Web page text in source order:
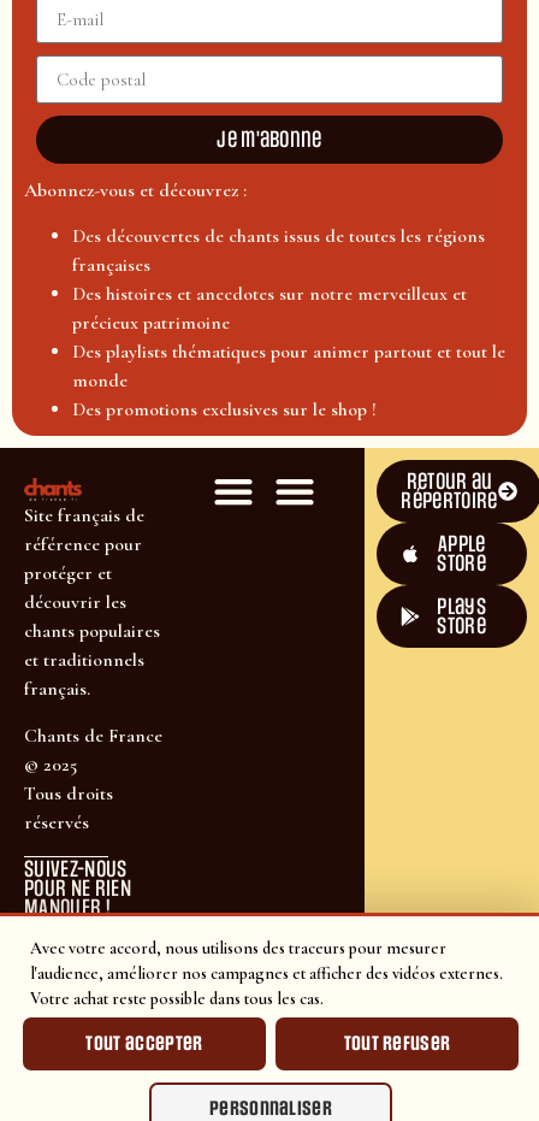
Avec votre accord, nous utilisons des traceurs pour mesurer
l'audience, améliorer nos campagnes et afficher des vidéos externes.
Votre achat reste possible dans tous les cas.
Tout accepter Tout refuser
Personnaliser
Je m'abonne
Abonnez-vous et découvrez :
Des découvertes de chants issus de toutes les régions
françaises
Des histoires et anecdotes sur notre merveilleux et
précieux patrimoine
Des playlists thématiques pour animer partout et tout le
monde
Des promotions exclusives sur le shop !
Site français de
référence pour
protéger et
découvrir les
chants populaires
et traditionnels
français.
Chants de France
© 2025
Tous droits
réservés
SUIVEZ-NOUS
POUR NE RIEN
MANQUER !
Retour au
répertoire
Apple
Store
plays
store